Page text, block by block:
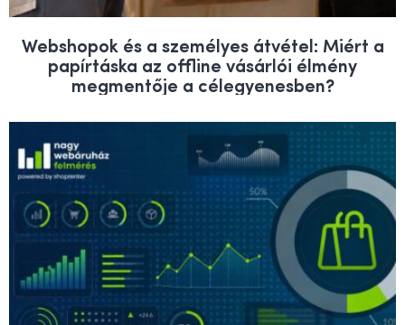
Webshopok és a személyes átvétel: Miért a
papírtáska az offline vásárlói élmény
megmentője a célegyenesben?